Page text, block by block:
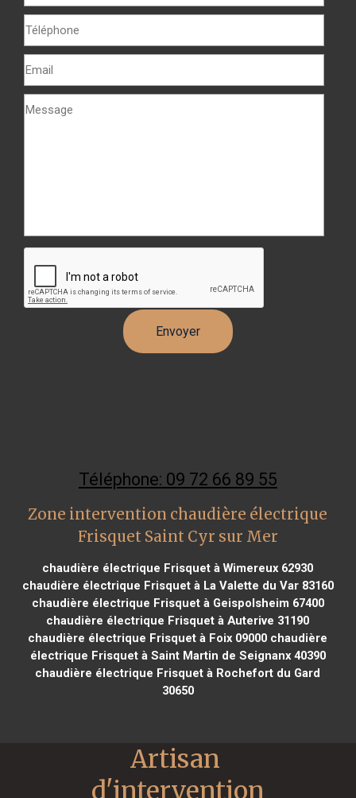
Téléphone: 09 72 66 89 55
Zone intervention chaudière électrique
Frisquet Saint Cyr sur Mer
chaudière électrique Frisquet à Wimereux 62930
chaudière électrique Frisquet à La Valette du Var 83160
chaudière électrique Frisquet à Geispolsheim 67400
chaudière électrique Frisquet à Auterive 31190
chaudière électrique Frisquet à Foix 09000 chaudière
électrique Frisquet à Saint Martin de Seignanx 40390
chaudière électrique Frisquet à Rochefort du Gard
30650
Artisan
d'intervention